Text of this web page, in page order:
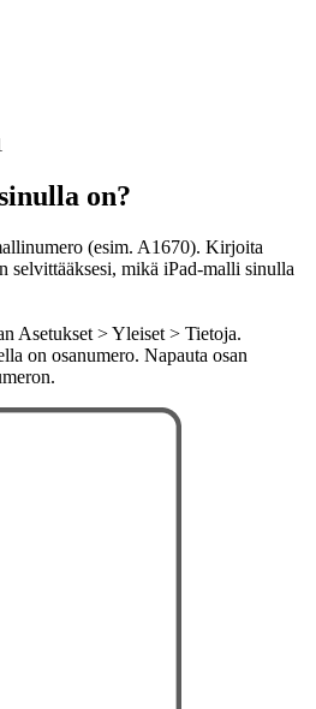
on?
(esim. A1670). Kirjoita
selvittääksesi, mikä iPad-malli sinulla
Asetukset > Yleiset > Tietoja.
on osanumero. Napauta osan